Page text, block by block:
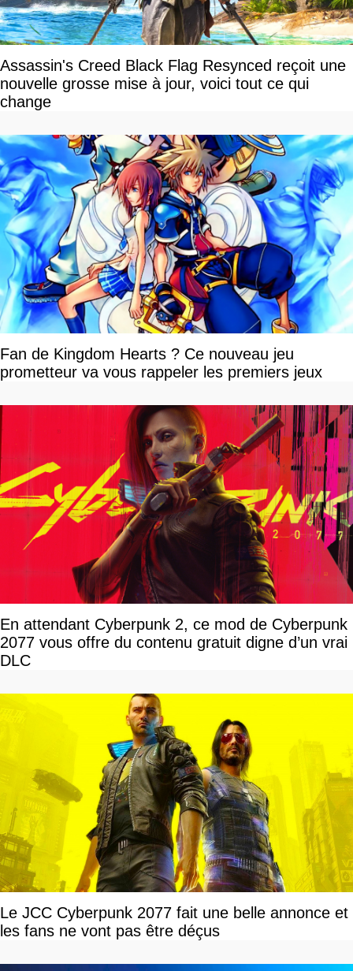
Assassin's Creed Black Flag Resynced reçoit une
nouvelle grosse mise à jour, voici tout ce qui
change
Fan de Kingdom Hearts ? Ce nouveau jeu
prometteur va vous rappeler les premiers jeux
En attendant Cyberpunk 2, ce mod de Cyberpunk
2077 vous offre du contenu gratuit digne d’un vrai
DLC
Le JCC Cyberpunk 2077 fait une belle annonce et
les fans ne vont pas être déçus